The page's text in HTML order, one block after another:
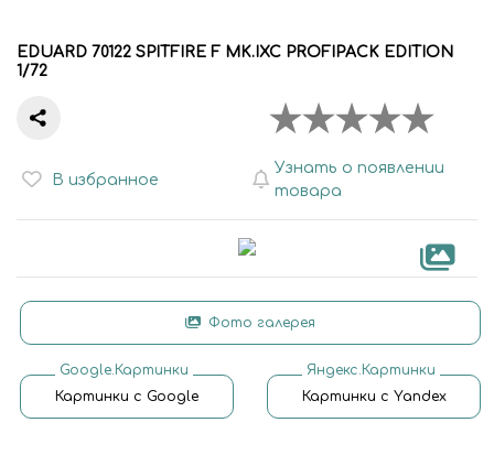
EDUARD 70122 SPITFIRE F MK.IXC PROFIPACK EDITION
1/72
В избранное
Узнать о появлении
товара
Фото галерея
Google.Картинки
Картинки с Google
Яндекс.Картинки
Картинки с Yandex